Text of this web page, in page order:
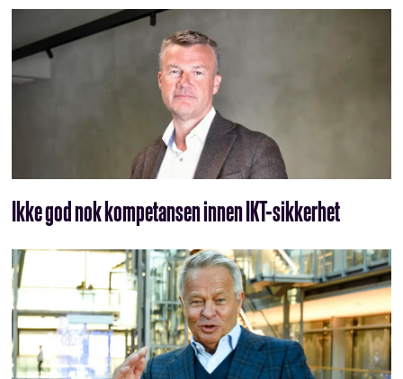
Ikke god nok kompetansen innen IKT-sikkerhet